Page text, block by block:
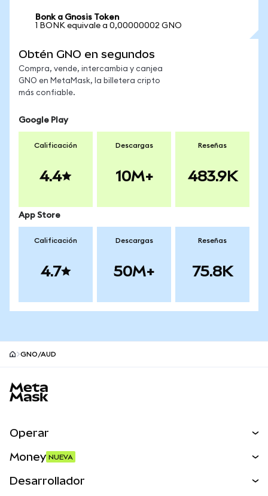
Bonk a Gnosis Token
1 BONK equivale a 0,00000002 GNO
Obtén GNO en segundos
Compra, vende, intercambia y canjea
GNO en MetaMask, la billetera cripto
más confiable.
Google Play
Calificación
4.4
Descargas
10M+
Reseñas
483.9K
App Store
Calificación
4.7
Descargas
50M+
Reseñas
75.8K
GNO/AUD
Operar
Money NUEVA
Desarrollador